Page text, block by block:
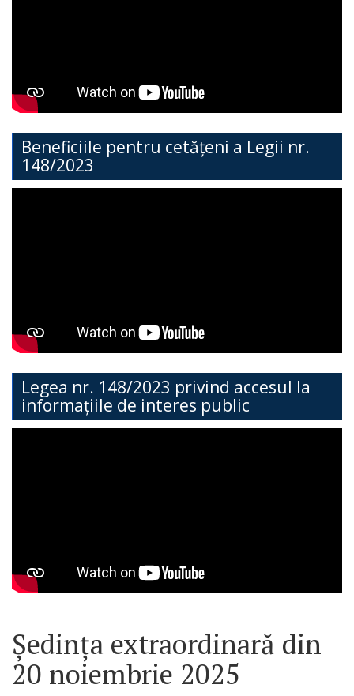
Cimișlia
Direcția
Economie,
Dezvoltare
Teritorială
Secția
Serviciul
Arhitectură,
și
Cadastru
Beneficiile pentru cetățeni a Legii nr.
148/2023
Legea nr. 148/2023 privind accesul la
informațiile de interes public
Ședința extraordinară din
20 noiembrie 2025